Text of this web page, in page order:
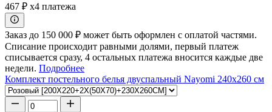
467 ₽ x4 платежа
Заказ до 150 000 ₽ может быть оформлен с оплатой частями.
Списание происходит равными долями, первый платеж
списывается сразу, 4 остальных платежа вносится каждые две
недели. Подробнее
Комплект постельного белья двуспальный Nayomi 240x260 см